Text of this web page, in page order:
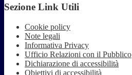
Sezione Link Utili
Cookie policy
Note legali
Informativa Privacy
Ufficio Relazioni con il Pubblico
Dichiarazione di accessibilità
Obiettivi di accessibilità